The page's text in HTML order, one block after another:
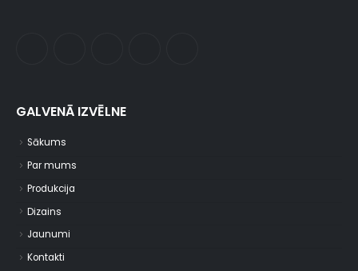
GALVENĀ IZVĒLNE
Sākums
Par mums
Produkcija
Dizains
Jaunumi
Kontakti